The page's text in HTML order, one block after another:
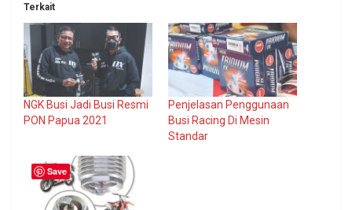
Terkait
NGK Busi Jadi Busi Resmi
PON Papua 2021
Penjelasan Penggunaan
Busi Racing Di Mesin
Standar
Save